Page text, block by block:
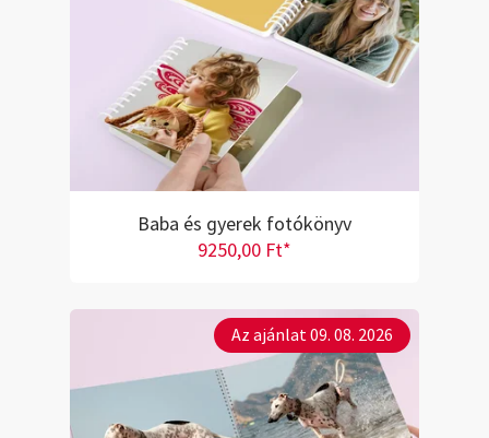
Baba és gyerek fotókönyv
9250,00 Ft*
Az ajánlat 09. 08. 2026